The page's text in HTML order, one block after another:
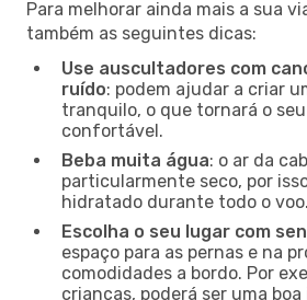
Para melhorar ainda mais a sua
também as seguintes dicas:
Use auscultadores com
ruído: podem ajudar a criar
tranquilo, o que tornará o
confortável.
Beba muita água: o ar da
particularmente seco, por
hidratado durante todo o voo.
Escolha o seu lugar com
espaço para as pernas e na
comodidades a bordo. Por
crianças, poderá ser uma